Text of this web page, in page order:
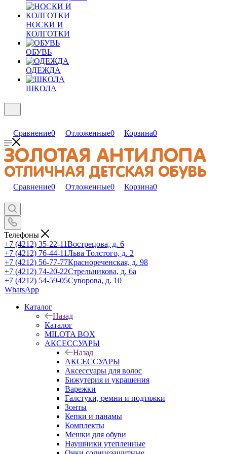
НОСКИ И
КОЛГОТКИ
ОБУВЬ
ОДЕЖДА
ШКОЛА
Сравнение0 Отложенные0 Корзина0
Сравнение0 Отложенные0 Корзина0
Телефоны
+7 (4212) 35-22-11Вострецова, д. 6
+7 (4212) 76-44-11Льва Толстого, д. 2
+7 (4212) 56-77-77Краснореченская, д. 98
+7 (4212) 74-20-22Стрельникова, д. 6а
+7 (4212) 54-59-05Суворова, д. 10
WhatsApp
Каталог
Назад
Каталог
MILOTA BOX
АКСЕССУАРЫ
Назад
АКСЕССУАРЫ
Аксессуары для волос
Бижутерия и украшения
Варежки
Галстуки, ремни и подтяжки
Зонты
Кепки и панамы
Комплекты
Мешки для обуви
Наушники утепленные